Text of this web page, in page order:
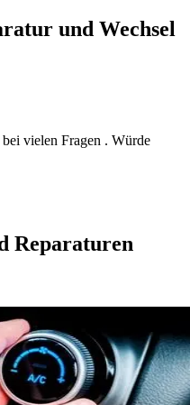
und Wechsel
vielen Fragen . Würde
Reparaturen